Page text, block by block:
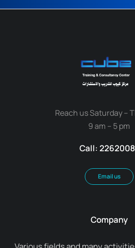
Reach us Saturday –
9 am – 5 pm
Call:
Email us
Company